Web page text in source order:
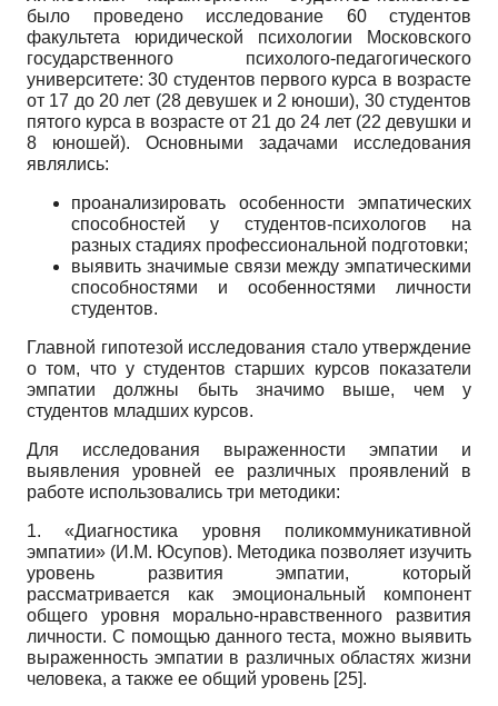
было проведено исследование 60 студентов
факультета юридической психологии Московского
государственного психолого-педагогического
университете: 30 студентов первого курса в возрасте
от 17 до 20 лет (28 девушек и 2 юноши), 30 студентов
пятого курса в возрасте от 21 до 24 лет (22 девушки и
8 юношей). Основными задачами исследования
являлись:
проанализировать особенности эмпатических
способностей у студентов-психологов на
разных стадиях профессиональной подготовки;
выявить значимые связи между эмпатическими
способностями и особенностями личности
студентов.
Главной гипотезой исследования стало утверждение
о том, что у студентов старших курсов показатели
эмпатии должны быть значимо выше, чем у
студентов младших курсов.
Для исследования выраженности эмпатии и
выявления уровней ее различных проявлений в
работе использовались три методики:
1. «Диагностика уровня поликоммуникативной
эмпатии» (И.М. Юсупов). Методика позволяет изучить
уровень развития эмпатии, который
рассматривается как эмоциональный компонент
общего уровня морально-нравственного развития
личности. С помощью данного теста, можно выявить
выраженность эмпатии в различных областях жизни
человека, а также ее общий уровень [25].